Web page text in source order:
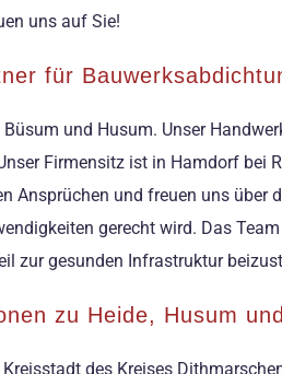
uns auf Sie!
für
Büsum und Husum. Unser
Firmensitz ist in Hamdorf bei
Ansprüchen und freuen uns
gerecht wird. Das
zur gesunden Infrastruktur
zu Heide, Husum
des Kreises